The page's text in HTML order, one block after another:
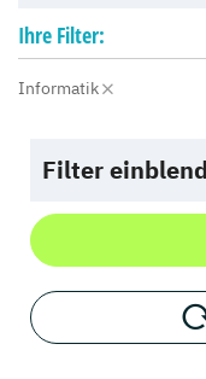
Ihre Filter:
Informatik
Filter